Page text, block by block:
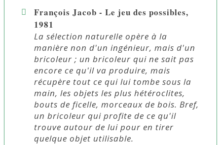
François Jacob - Le jeu des possibles,
1981
La sélection naturelle opère à la
manière non d'un ingénieur, mais d'un
bricoleur ; un bricoleur qui ne sait pas
encore ce qu'il va produire, mais
récupère tout ce qui lui tombe sous la
main, les objets les plus hétéroclites,
bouts de ficelle, morceaux de bois. Bref,
un bricoleur qui profite de ce qu'il
trouve autour de lui pour en tirer
quelque objet utilisable.